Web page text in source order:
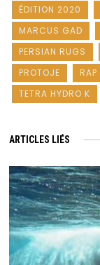
ÉDITION 2020
MARCUS GAD
PERSIAN RUGS
PROTOJE
RAP
TETRA HYDRO K
ARTICLES LIÉS